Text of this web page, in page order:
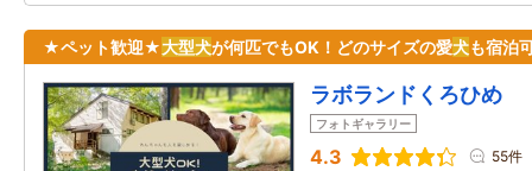
★ペット歓迎★大型犬が何匹でもOK！どのサイズの愛犬も宿泊
ラボランドくろひめ
フォトギャラリー
4.3 55件